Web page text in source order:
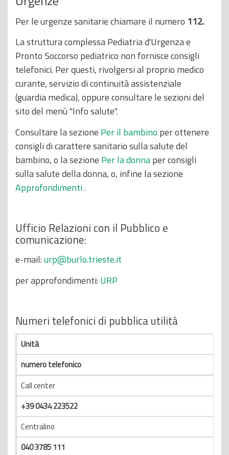
Per le urgenze sanitarie chiamare il numero 112.
La struttura complessa Pediatria d'Urgenza e
Pronto Soccorso pediatrico non fornisce consigli
telefonici. Per questi, rivolgersi al proprio medico
curante, servizio di continuità assistenziale
(guardia medica), oppure consultare le sezioni del
sito del menù "Info salute".
Consultare la sezione Per il bambino per ottenere
consigli di carattere sanitario sulla salute del
bambino, o la sezione Per la donnaper consigli
sulla salute della donna, o, infine la sezione
Approfondimenti.
Ufficio Relazioni con il Pubblico e
comunicazione:
e-mail:urp@burlo.trieste.it
per approfondimenti: URP
Numeri telefonici di pubblica utilità
Unità
numero telefonico
Call center
+39 0434 223522
Centralino
040 3785 111